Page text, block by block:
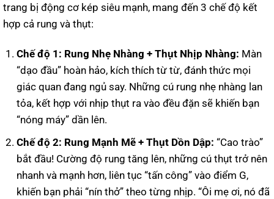
trang bị động cơ kép siêu mạnh, mang đến 3 chế độ kết
hợp cả rung và thụt:
Chế độ 1: Rung Nhẹ Nhàng + Thụt Nhịp Nhàng: Màn
“dạo đầu” hoàn hảo, kích thích từ từ, đánh thức mọi
giác quan đang ngủ say. Những cú rung nhẹ nhàng lan
tỏa, kết hợp với nhịp thụt ra vào đều đặn sẽ khiến bạn
“nóng máy” dần lên.
Chế độ 2: Rung Mạnh Mẽ + Thụt Dồn Dập: “Cao trào”
bắt đầu! Cường độ rung tăng lên, những cú thụt trở nên
nhanh và mạnh hơn, liên tục “tấn công” vào điểm G,
khiến bạn phải “nín thở” theo từng nhịp. “Ôi mẹ ơi, nó đã